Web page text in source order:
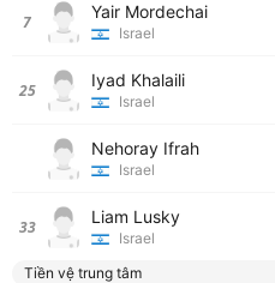
7 Yair Mordechai
Israel
25 Iyad Khalaili
Israel
Nehoray Ifrah
Israel
33 Liam Lusky
Israel
Tiền vệ trung tâm